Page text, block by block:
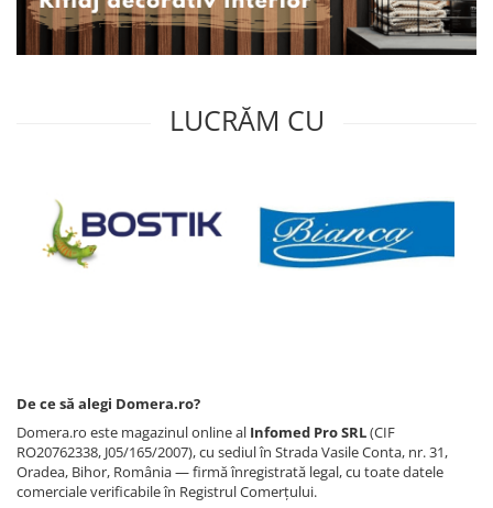
LUCRĂM CU
De ce să alegi Domera.ro?
Domera.ro este magazinul online al Infomed Pro SRL(CIF
RO20762338, J05/165/2007), cu sediul în Strada Vasile Conta, nr. 31,
Oradea, Bihor, România — firmă înregistrată legal, cu toate datele
comerciale verificabile în Registrul Comerțului.